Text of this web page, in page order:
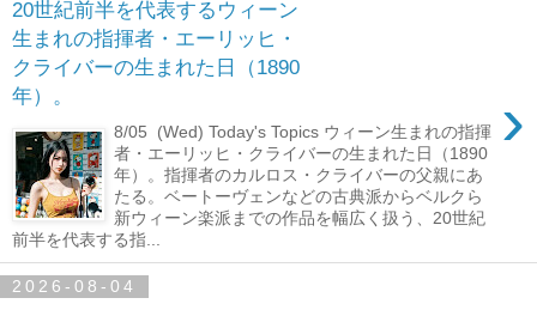
20世紀前半を代表するウィーン
生まれの指揮者・エーリッヒ・
クライバーの生まれた日（1890
年）。
›
8/05 (Wed) Today's Topics ウィーン生まれの指揮
者・エーリッヒ・クライバーの生まれた日（1890
年）。指揮者のカルロス・クライバーの父親にあ
たる。ベートーヴェンなどの古典派からベルクら
新ウィーン楽派までの作品を幅広く扱う、20世紀
前半を代表する指...
2026-08-04